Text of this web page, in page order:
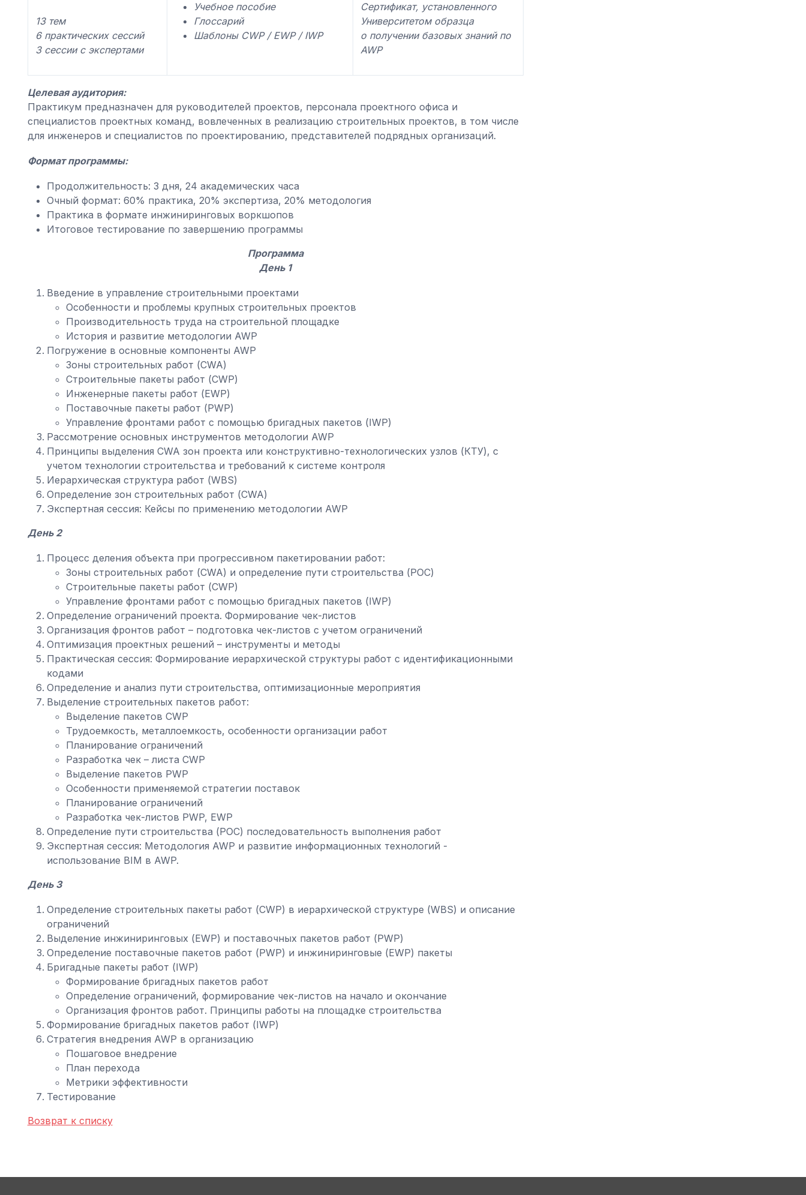
13 тем
6 практических сессий
3 сессии с экспертами
Учебное пособие
Глоссарий
Шаблоны CWP / EWP / IWP
Сертификат, установленного
Университетом образца
о получении базовых знаний по
AWP
Целевая аудитория:
Практикум предназначен для руководителей проектов, персонала проектного офиса и
специалистов проектных команд, вовлеченных в реализацию строительных проектов, в том числе
для инженеров и специалистов по проектированию, представителей подрядных организаций.
Формат программы:
Продолжительность: 3 дня, 24 академических часа
Очный формат: 60% практика, 20% экспертиза, 20% методология
Практика в формате инжиниринговых воркшопов
Итоговое тестирование по завершению программы
Программа
День 1
Введение в управление строительными проектами
Особенности и проблемы крупных строительных проектов
Производительность труда на строительной площадке
История и развитие методологии AWP
Погружение в основные компоненты AWP
Зоны строительных работ (CWA)
Строительные пакеты работ (CWP)
Инженерные пакеты работ (EWP)
Поставочные пакеты работ (PWP)
Управление фронтами работ с помощью бригадных пакетов (IWP)
Рассмотрение основных инструментов методологии AWP
Принципы выделения CWA зон проекта или конструктивно-технологических узлов (КТУ), с
учетом технологии строительства и требований к системе контроля
Иерархическая структура работ (WBS)
Определение зон строительных работ (CWA)
Экспертная сессия: Кейсы по применению методологии AWP
День 2
Процесс деления объекта при прогрессивном пакетировании работ:
Зоны строительных работ (CWA) и определение пути строительства (РОС)
Строительные пакеты работ (CWP)
Управление фронтами работ с помощью бригадных пакетов (IWP)
Определение ограничений проекта. Формирование чек-листов
Организация фронтов работ – подготовка чек-листов с учетом ограничений
Оптимизация проектных решений – инструменты и методы
Практическая сессия: Формирование иерархической структуры работ с идентификационными
кодами
Определение и анализ пути строительства, оптимизационные мероприятия
Выделение строительных пакетов работ:
Выделение пакетов CWP
Трудоемкость, металлоемкость, особенности организации работ
Планирование ограничений
Разработка чек – листа CWP
Выделение пакетов РWP
Особенности применяемой стратегии поставок
Планирование ограничений
Разработка чек-листов PWP, EWP
Определение пути строительства (POC) последовательность выполнения работ
Экспертная сессия: Методология AWP и развитие информационных технологий -
использование BIM в AWP.
День 3
Определение строительных пакеты работ (CWP) в иерархической структуре (WBS) и описание
ограничений
Выделение инжиниринговых (EWP) и поставочных пакетов работ (PWP)
Определение поставочные пакетов работ (PWP) и инжиниринговые (EWP) пакеты
Бригадные пакеты работ (IWP)
Формирование бригадных пакетов работ
Определение ограничений, формирование чек-листов на начало и окончание
Организация фронтов работ. Принципы работы на площадке строительства
Формирование бригадных пакетов работ (IWP)
Стратегия внедрения AWP в организацию
Пошаговое внедрение
План перехода
Метрики эффективности
Тестирование
Возврат к списку